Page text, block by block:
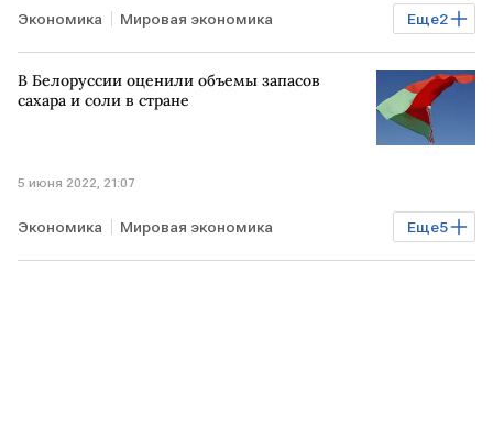
Еще2
Экономика Мировая экономика
санкции против РФ ШВЕЙЦАРИЯ
В Белоруссии оценили объемы запасов
сахара и соли в стране
5 июня 2022, 21:07
Еще5
Экономика Мировая экономика
продовольственный кризис БЕЛОРУССИЯ